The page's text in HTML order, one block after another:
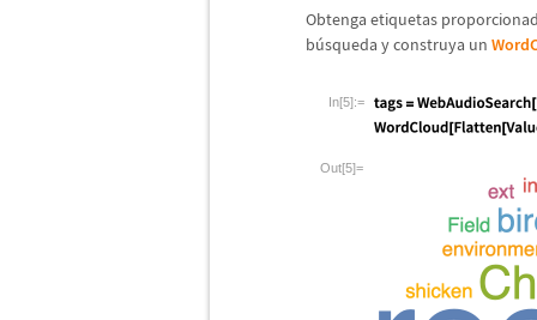
Obtenga etiquetas
búsqueda y construya un
In[5]:=
Out[5]=